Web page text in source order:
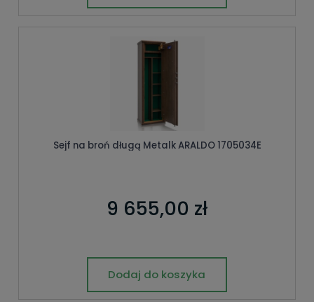
Sejf na broń długą Metalk ARALDO 1705034E
9 655,00 zł
Dodaj do koszyka